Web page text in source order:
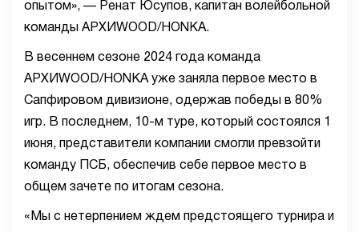
опытом», — Ренат Юсупов, капитан волейбольной
команды АРХИWOOD/HONKA.
В весеннем сезоне 2024 года команда
АРХИWOOD/HONKA уже заняла первое место в
Сапфировом дивизионе, одержав победы в 80%
игр. В последнем, 10-м туре, который состоялся 1
июня, представители компании смогли превзойти
команду ПСБ, обеспечив себе первое место в
общем зачете по итогам сезона.
«Мы с нетерпением ждем предстоящего турнира и